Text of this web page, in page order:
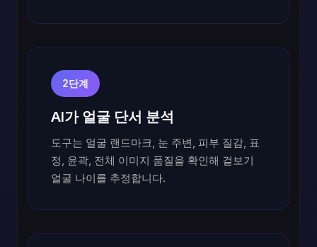
2단계
AI가 얼굴 단서 분석
도구는 얼굴 랜드마크, 눈 주변, 피부 질감, 표
정, 윤곽, 전체 이미지 품질을 확인해 겉보기
얼굴 나이를 추정합니다.